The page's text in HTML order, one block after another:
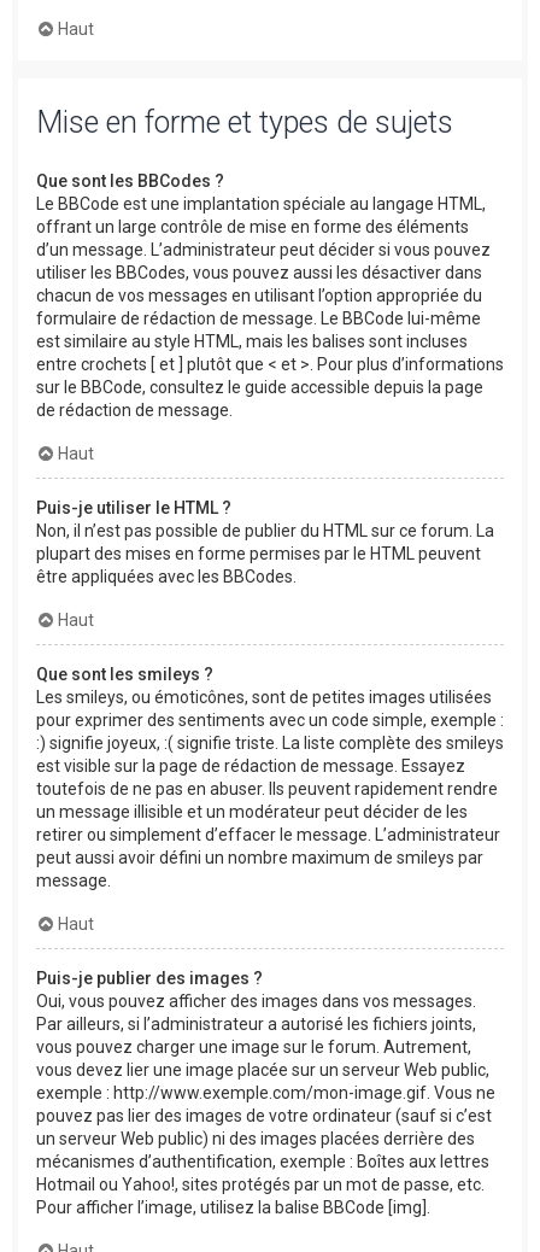
Haut
Mise en forme et types de sujets
Que sont les BBCodes ?
Le BBCode est une implantation spéciale au langage HTML,
offrant un large contrôle de mise en forme des éléments
d’un message. L’administrateur peut décider si vous pouvez
utiliser les BBCodes, vous pouvez aussi les désactiver dans
chacun de vos messages en utilisant l’option appropriée du
formulaire de rédaction de message. Le BBCode lui-même
est similaire au style HTML, mais les balises sont incluses
entre crochets [ et ] plutôt que < et >. Pour plus d’informations
sur le BBCode, consultez le guide accessible depuis la page
de rédaction de message.
Haut
Puis-je utiliser le HTML ?
Non, il n’est pas possible de publier du HTML sur ce forum. La
plupart des mises en forme permises par le HTML peuvent
être appliquées avec les BBCodes.
Haut
Que sont les smileys ?
Les smileys, ou émoticônes, sont de petites images utilisées
pour exprimer des sentiments avec un code simple, exemple :
:) signifie joyeux, :( signifie triste. La liste complète des smileys
est visible sur la page de rédaction de message. Essayez
toutefois de ne pas en abuser. Ils peuvent rapidement rendre
un message illisible et un modérateur peut décider de les
retirer ou simplement d’effacer le message. L’administrateur
peut aussi avoir défini un nombre maximum de smileys par
message.
Haut
Puis-je publier des images ?
Oui, vous pouvez afficher des images dans vos messages.
Par ailleurs, si l’administrateur a autorisé les fichiers joints,
vous pouvez charger une image sur le forum. Autrement,
vous devez lier une image placée sur un serveur Web public,
exemple : http://www.exemple.com/mon-image.gif. Vous ne
pouvez pas lier des images de votre ordinateur (sauf si c’est
un serveur Web public) ni des images placées derrière des
mécanismes d’authentification, exemple : Boîtes aux lettres
Hotmail ou Yahoo!, sites protégés par un mot de passe, etc.
Pour afficher l’image, utilisez la balise BBCode [img].